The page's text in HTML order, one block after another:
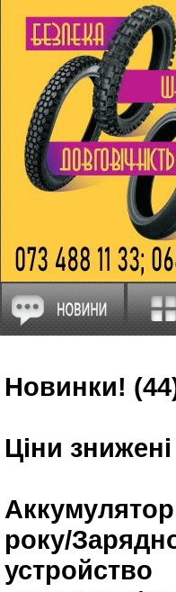
Новинки!
Ціни знижені
Аккумулятор
року/
устройство